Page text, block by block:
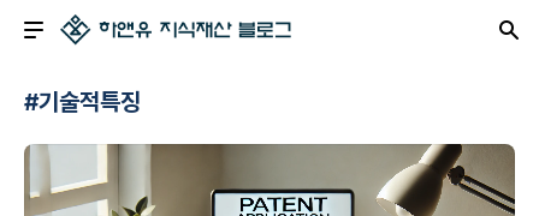
#기술적특징